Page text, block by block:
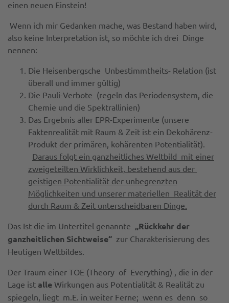
einen neuen Einstein!
Wenn ich mir Gedanken mache, was Bestand haben wird,
also keine Interpretation ist, so möchte ich drei Dinge
nennen:
Die Heisenbergsche Unbestimmtheits- Relation (ist
überall und immer gültig)
Die Pauli-Verbote (regeln das Periodensystem, die
Chemie und die Spektrallinien)
Das Ergebnis aller EPR-Experimente (unsere
Faktenrealität mit Raum & Zeit ist ein Dekohärenz-
Produkt der primären, kohärenten Potentialität).
Daraus folgt ein ganzheitliches Weltbild mit einer
zweigeteilten Wirklichkeit, bestehend aus der
geistigen Potentialität der unbegrenzten
Möglichkeiten und unserer materiellen Realität der
durch Raum & Zeit unterscheidbaren Dinge.
Das Ist die im Untertitel genannte „Rückkehr der
ganzheitlichen Sichtweise“ zur Charakterisierung des
Heutigen Weltbildes.
Der Traum einer TOE (Theory of Everything) , die in der
Lage ist alle Wirkungen aus Potentialität & Realität zu
spiegeln, liegt m.E. in weiter Ferne; wenn es denn so